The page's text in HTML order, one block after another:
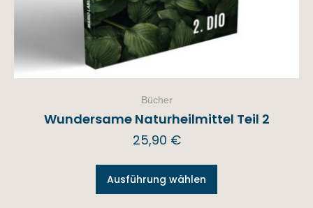
Bücher
Wundersame Naturheilmittel Teil 2
25,90 €
Ausführung wählen